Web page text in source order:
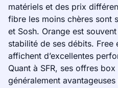
matériels et des prix
fibre les moins chères sont
et Sosh. Orange est
stabilité de ses débits. Free
affichent d’excellentes
Quant à SFR, ses offres
généralement